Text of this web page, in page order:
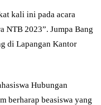
kali ini pada acara
NTB 2023”. Jumpa Bang
di Lapangan Kantor
Hubungan
berharap beasiswa yang